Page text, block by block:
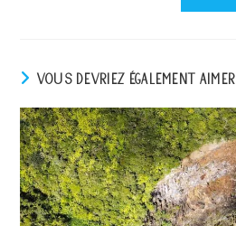
VOUS DEVRIEZ ÉGALEMENT AIMER